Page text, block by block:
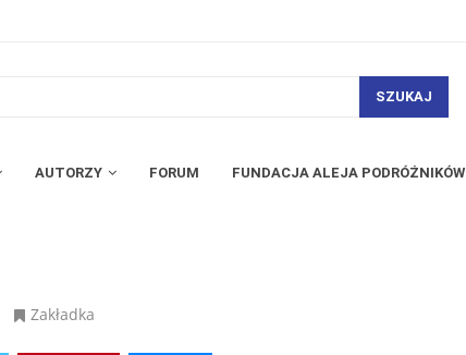
SZUKAJ
AUTORZY FORUM FUNDACJA ALEJA PODRÓŻNIKÓW
Zakładka